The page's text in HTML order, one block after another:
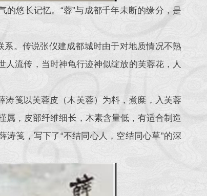
悠长记忆。“蓉”与成都千年未断的缘分，是
系。传说张仪建成都城时由于对地质情况不熟
人流传，当时神龟行迹神似绽放的芙蓉花，人
涛笺以芙蓉皮（木芙蓉）为料，煮糜，入芙蓉
，皮部纤维细长，木素含量低，有适合制造
笺，写下了“不结同心人，空结同心草”的深